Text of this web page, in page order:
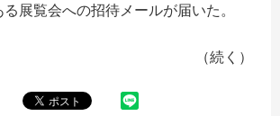
展覧会への招待メールが届いた。
（続く）